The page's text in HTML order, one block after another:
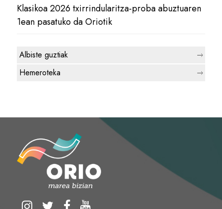
Klasikoa 2026 txirrindularitza-proba abuztuaren
1ean pasatuko da Oriotik
Albiste guztiak
Hemeroteka